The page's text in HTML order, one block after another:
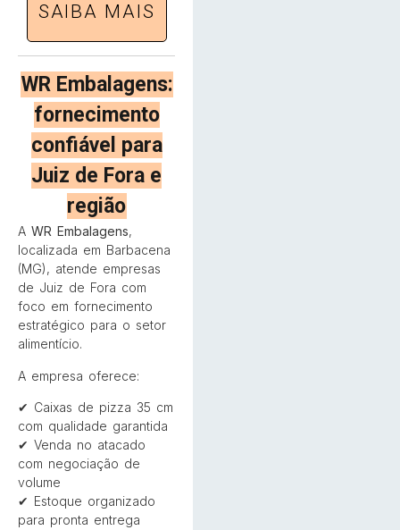
SAIBA MAIS
WR Embalagens:
fornecimento
confiável para
Juiz de Fora e
região
A WR Embalagens,
localizada em Barbacena
(MG), atende empresas
de Juiz de Fora com
foco em fornecimento
estratégico para o setor
alimentício.
A empresa oferece:
✔ Caixas de pizza 35 cm
com qualidade garantida
✔ Venda no atacado
com negociação de
volume
✔ Estoque organizado
para pronta entrega